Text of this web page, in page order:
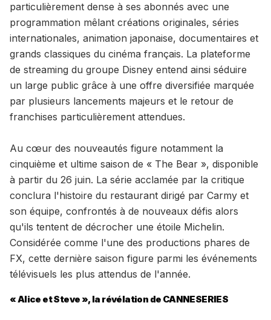
particulièrement dense à ses abonnés avec une
programmation mêlant créations originales, séries
internationales, animation japonaise, documentaires et
grands classiques du cinéma français. La plateforme
de streaming du groupe Disney entend ainsi séduire
un large public grâce à une offre diversifiée marquée
par plusieurs lancements majeurs et le retour de
franchises particulièrement attendues.
Au cœur des nouveautés figure notamment la
cinquième et ultime saison de « The Bear », disponible
à partir du 26 juin. La série acclamée par la critique
conclura l'histoire du restaurant dirigé par Carmy et
son équipe, confrontés à de nouveaux défis alors
qu'ils tentent de décrocher une étoile Michelin.
Considérée comme l'une des productions phares de
FX, cette dernière saison figure parmi les événements
télévisuels les plus attendus de l'année.
« Alice et Steve », la révélation de CANNESERIES